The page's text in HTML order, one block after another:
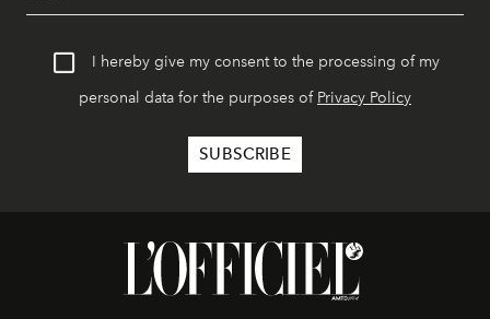
I hereby give my consent to the processing of my
personal data for the purposes of Privacy Policy